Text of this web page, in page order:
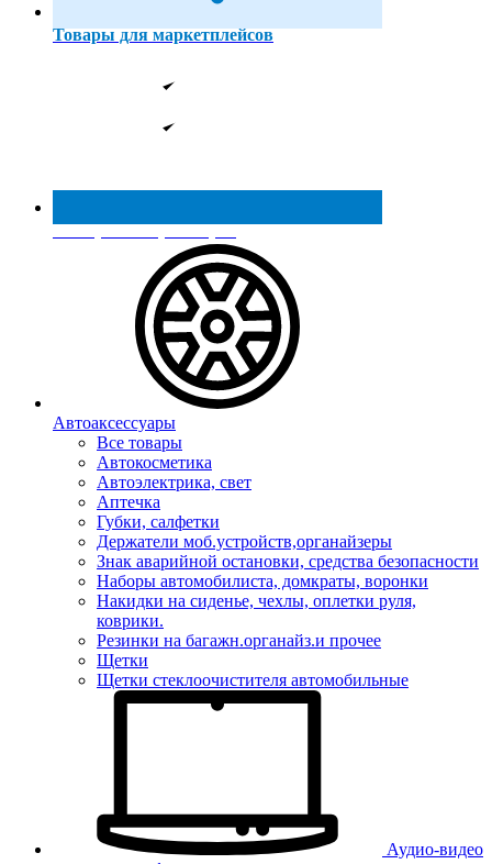
Товары для маркетплейсов
Реестр МинПромТорга
Автоаксессуары
Все товары
Автокосметика
Автоэлектрика, свет
Аптечка
Губки, салфетки
Держатели моб.устройств,органайзеры
Знак аварийной остановки, средства безопасности
Наборы автомобилиста, домкраты, воронки
Накидки на сиденье, чехлы, оплетки руля,
коврики.
Резинки на багажн.органайз.и прочее
Щетки
Щетки стеклоочистителя автомобильные
Аудио-видео